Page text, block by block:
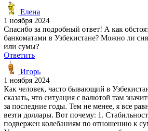
Елена
1 ноября 2024
Спасибо за подробный ответ! А как
банкоматами в Узбекистане? Можно ли
или сумы?
Ответить
Игорь
1 ноября 2024
Как человек, часто бывающий в
сказать, что ситуация с валютой там
за последние годы. Тем не менее, я все
везти доллары. Вот почему: 1.
подвержен колебаниям по отношению к